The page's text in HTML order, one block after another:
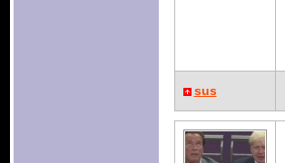
sus